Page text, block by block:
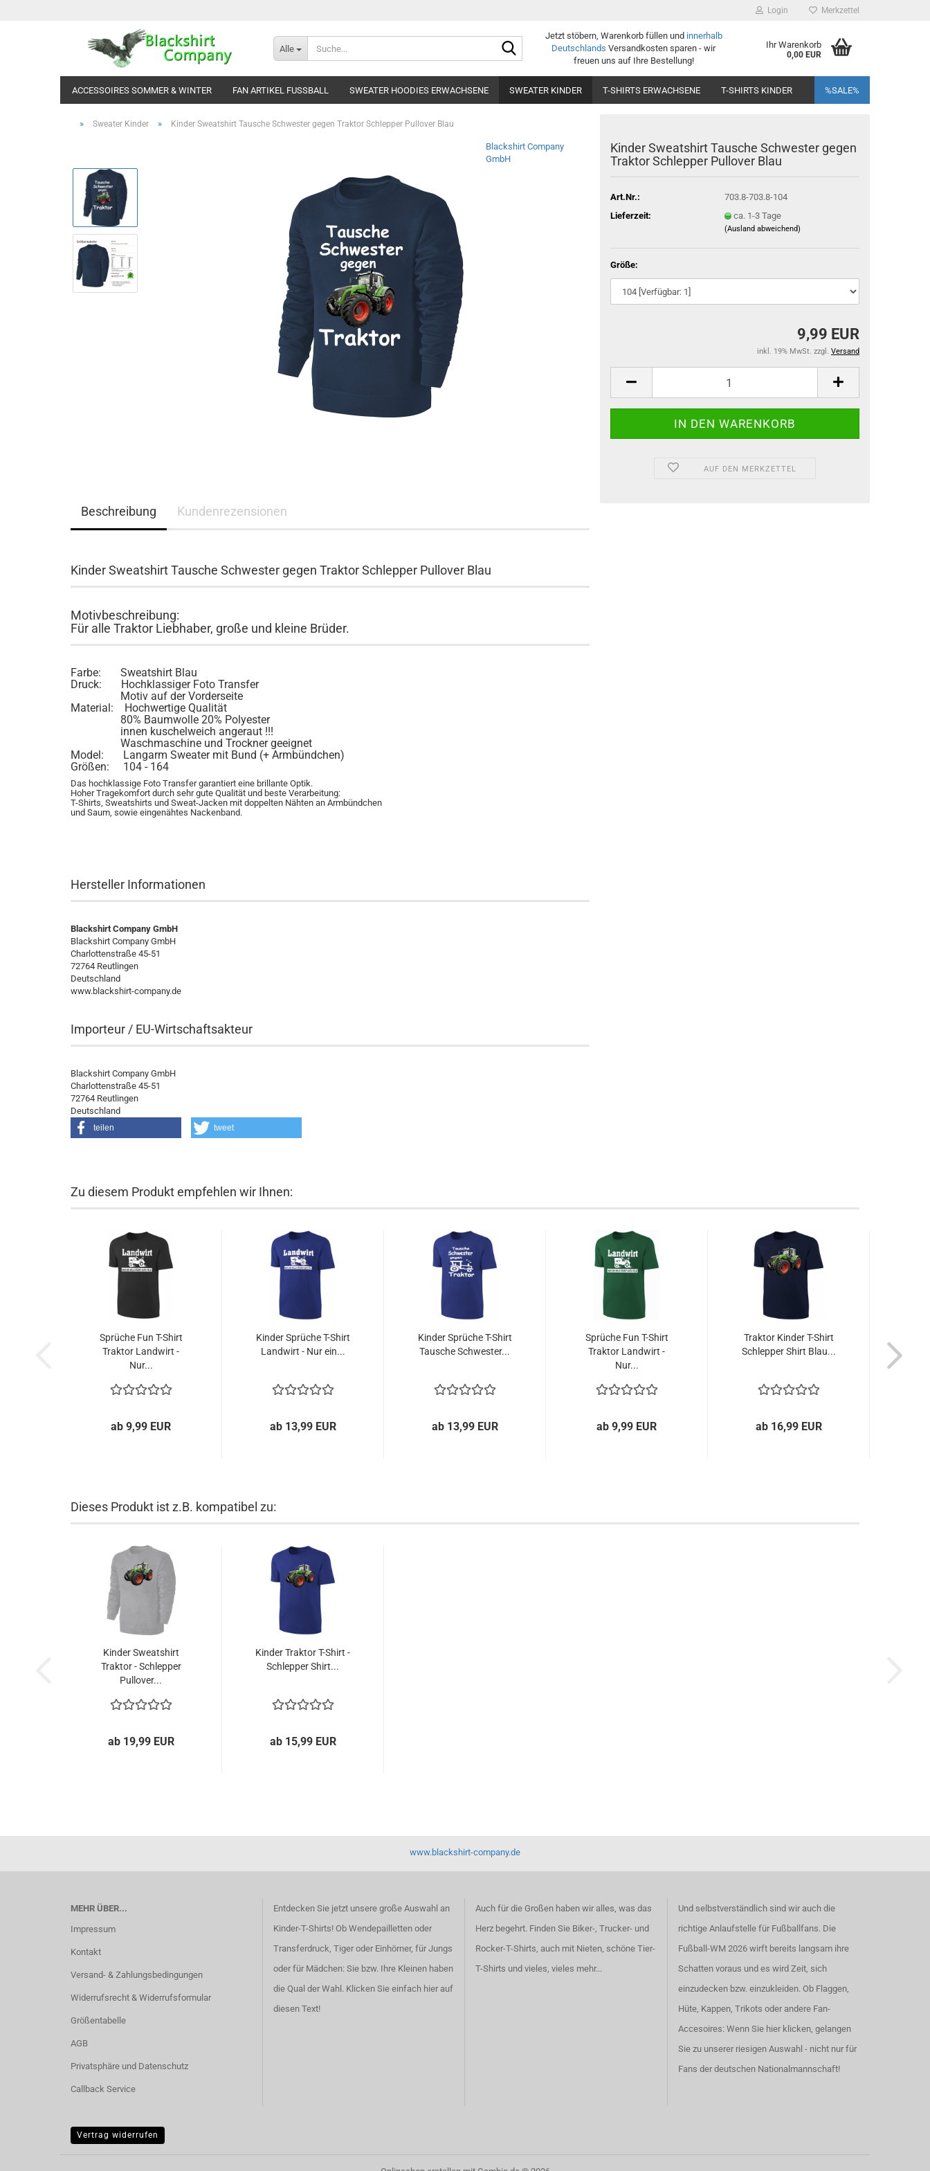
Login Merkzettel
Alle
Suche...
Jetzt stöbern, Warenkorb füllen und innerhalb
Deutschlands Versandkosten sparen - wir
freuen uns auf Ihre Bestellung!
Ihr Warenkorb
0,00 EUR
ACCESSOIRES SOMMER & WINTER FAN ARTIKEL FUSSBALL SWEATER HOODIES ERWACHSENE SWEATER KINDER T-SHIRTS ERWACHSENE T-SHIRTS KINDER %SALE%
» Sweater Kinder » Kinder Sweatshirt Tausche Schwester gegen Traktor Schlepper Pullover Blau
Blackshirt Company
GmbH
Kinder Sweatshirt Tausche Schwester gegen
Traktor Schlepper Pullover Blau
Art.Nr.:
703.8-703.8-104
Lieferzeit:
ca. 1-3 Tage
(Ausland abweichend)
Größe:
9,99 EUR
inkl. 19% MwSt. zzgl. Versand
AUF DEN MERKZETTEL
Beschreibung Kundenrezensionen
Kinder Sweatshirt Tausche Schwester gegen Traktor Schlepper Pullover Blau
Motivbeschreibung:
Für alle Traktor Liebhaber, große und kleine Brüder.
Farbe: Sweatshirt Blau
Druck: Hochklassiger Foto Transfer
Motiv auf der Vorderseite
Material: Hochwertige Qualität
80% Baumwolle 20% Polyester
innen kuschelweich angeraut !!!
Waschmaschine und Trockner geeignet
Model: Langarm Sweater mit Bund (+ Armbündchen)
Größen: 104 - 164
Das hochklassige Foto Transfer garantiert eine brillante Optik.
Hoher Tragekomfort durch sehr gute Qualität und beste Verarbeitung:
T-Shirts, Sweatshirts und Sweat-Jacken mit doppelten Nähten an Armbündchen
und Saum, sowie eingenähtes Nackenband.
Hersteller Informationen
Blackshirt Company GmbH
Blackshirt Company GmbH
Charlottenstraße 45-51
72764 Reutlingen
Deutschland
www.blackshirt-company.de
Importeur / EU-Wirtschaftsakteur
Blackshirt Company GmbH
Charlottenstraße 45-51
72764 Reutlingen
Deutschland
teilen tweet
Zu diesem Produkt empfehlen wir Ihnen:
Sprüche Fun T-Shirt
Traktor Landwirt -
Nur...
ab 9,99 EUR
Kinder Sprüche T-Shirt
Landwirt - Nur ein...
ab 13,99 EUR
Kinder Sprüche T-Shirt
Tausche Schwester...
ab 13,99 EUR
Sprüche Fun T-Shirt
Traktor Landwirt -
Nur...
ab 9,99 EUR
Traktor Kinder T-Shirt
Schlepper Shirt Blau...
ab 16,99 EUR
Dieses Produkt ist z.B. kompatibel zu:
Kinder Sweatshirt
Traktor - Schlepper
Pullover...
ab 19,99 EUR
Kinder Traktor T-Shirt -
Schlepper Shirt...
ab 15,99 EUR
www.blackshirt-company.de
MEHR ÜBER...
Impressum
Kontakt
Versand- & Zahlungsbedingungen
Widerrufsrecht & Widerrufsformular
Größentabelle
AGB
Privatsphäre und Datenschutz
Callback Service
Entdecken Sie jetzt unsere große Auswahl an
Kinder-T-Shirts! Ob Wendepailletten oder
Transferdruck, Tiger oder Einhörner, für Jungs
oder für Mädchen: Sie bzw. Ihre Kleinen haben
die Qual der Wahl. Klicken Sie einfach hier auf
diesen Text!
Auch für die Großen haben wir alles, was das
Herz begehrt. Finden Sie Biker-, Trucker- und
Rocker-T-Shirts, auch mit Nieten, schöne Tier-
T-Shirts und vieles, vieles mehr...
Und selbstverständlich sind wir auch die
richtige Anlaufstelle für Fußballfans. Die
Fußball-WM 2026 wirft bereits langsam ihre
Schatten voraus und es wird Zeit, sich
einzudecken bzw. einzukleiden. Ob Flaggen,
Hüte, Kappen, Trikots oder andere Fan-
Accesoires: Wenn Sie hier klicken, gelangen
Sie zu unserer riesigen Auswahl - nicht nur für
Fans der deutschen Nationalmannschaft!
Vertrag widerrufen